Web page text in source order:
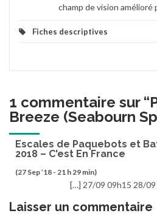
champ de vision amélioré
Fiches descriptives
1 commentaire sur “
Breeze (Seabourn
Escales de Paquebots et
2018 – C'est En France
(27 Sep ’18 - 21 h 29 min)
[…] 27/09 09h15 28/
Laisser un commentaire